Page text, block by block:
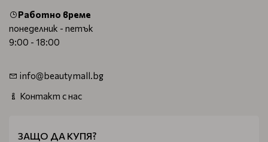
Работно време
понеделник - петък
9:00 - 18:00
info@beautymall.bg
Контакт с нас
ЗАЩО ДА КУПЯ?